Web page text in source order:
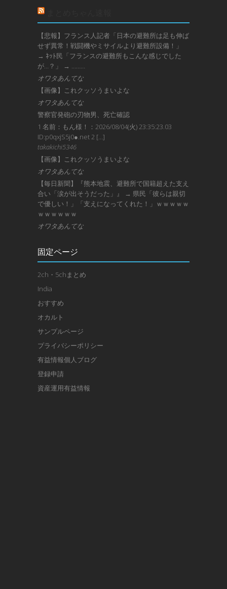
【悲報】フランス人記者「日本の避難所は足も伸ば
せず異常！戦闘機やミサイルより避難所設備！」
→ ﾈｯﾄ民「フランスの避難所もこんな感じでした
が…？」 → ………
オワタあんてな
【画像】これクッソうまいよな
オワタあんてな
警察官発砲の刃物男、死亡確認
1 名前：もん様！：2026/08/04(火) 23:35:23.03
ID:p0qxjS5j0●.net 2 […]
takakichi5346
【画像】これクッソうまいよな
オワタあんてな
【毎日新聞】『熊本地震、避難所で国籍超えた支え
合い「涙が出そうだった」』 → 県民「彼らは親切
で優しい！」「支えになってくれた！」ｗｗｗｗｗ
ｗｗｗｗｗｗ
オワタあんてな
固定ページ
2ch・5chまとめ
India
おすすめ
オカルト
サンプルページ
プライバシーポリシー
有益情報個人ブログ
登録申請
資産運用有益情報